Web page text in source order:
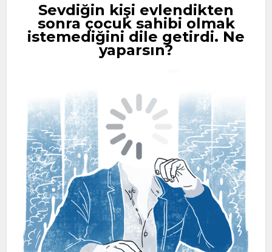
Sevdiğin kişi evlendikten
sonra çocuk sahibi olmak
istemediğini dile getirdi. Ne
yaparsın?